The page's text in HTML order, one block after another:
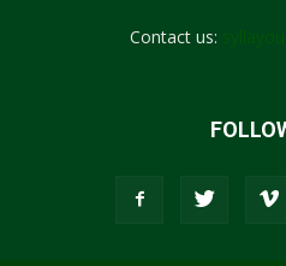
Contact us: